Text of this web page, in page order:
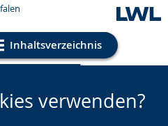
Inhaltsverzeichnis
verwenden?